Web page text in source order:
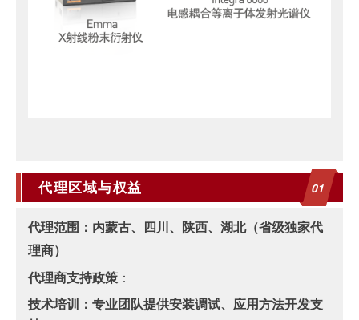
代理区域与权益 01
代理范围： 内蒙古、四川、陕西、湖北（省级独家代
理商）
代理商支持政策 ：
技术培训：专业团队提供安装调试、应用方法开发支